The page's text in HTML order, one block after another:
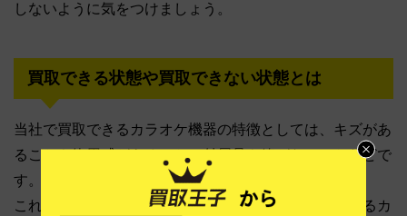
しないように気をつけましょう。
買取できる状態や買取できない状態とは
当社で買取できるカラオケ機器の特徴としては、キズがあ
ることや使用感があること、付属品や箱がないことなどで
す。
これらの特徴以外にも、たばこのヤニ汚れがついているカ